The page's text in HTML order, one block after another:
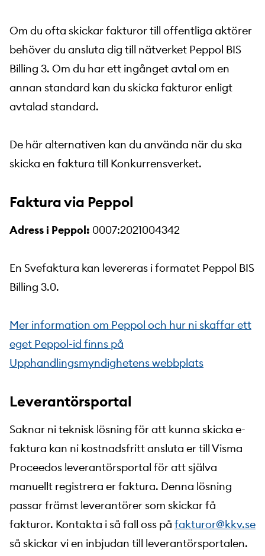
Om du ofta skickar fakturor till offentliga aktörer
behöver du ansluta dig till nätverket Peppol BIS
Billing 3. Om du har ett ingånget avtal om en
annan standard kan du skicka fakturor enligt
avtalad standard.
De här alternativen kan du använda när du ska
skicka en faktura till Konkurrensverket.
Faktura via Peppol
Adress i Peppol: 0007:2021004342
En Svefaktura kan levereras i formatet Peppol BIS
Billing 3.0.
Mer information om Peppol och hur ni skaffar ett
eget Peppol-id finns på
Upphandlingsmyndighetens webbplats
Leverantörsportal
Saknar ni teknisk lösning för att kunna skicka e-
faktura kan ni kostnadsfritt ansluta er till Visma
Proceedos leverantörsportal för att själva
manuellt registrera er faktura. Denna lösning
passar främst leverantörer som skickar få
fakturor. Kontakta i så fall oss på fakturor@kkv.se
så skickar vi en inbjudan till leverantörsportalen.